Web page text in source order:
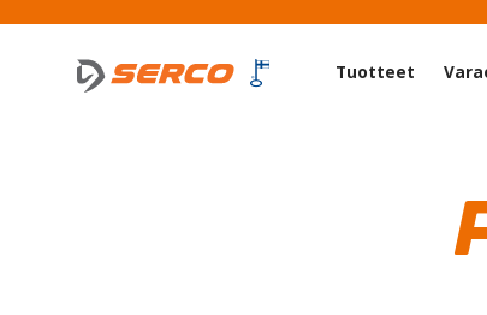
Tuotteet